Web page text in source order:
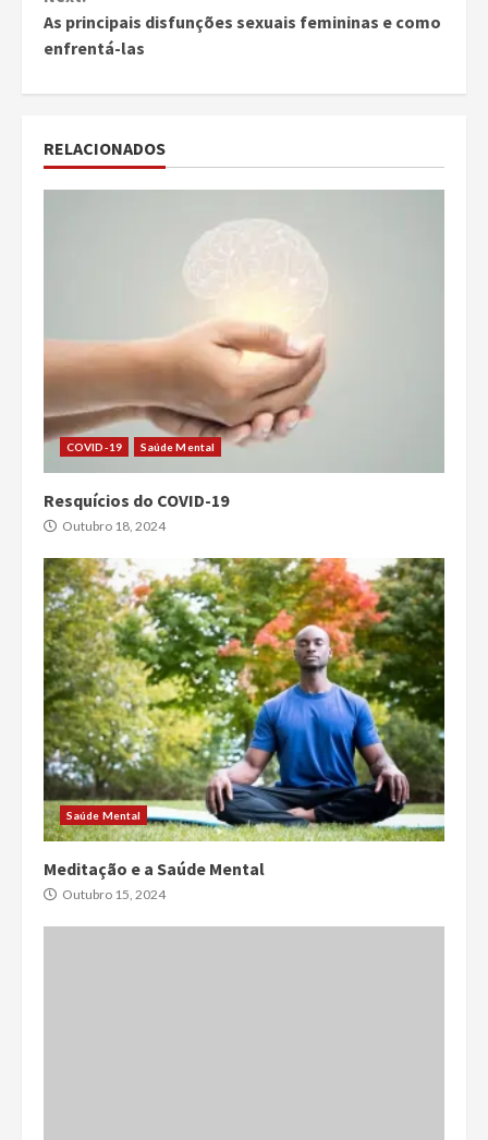
As principais disfunções sexuais femininas e como
enfrentá-las
RELACIONADOS
COVID-19 Saúde Mental
Resquícios do COVID-19
Outubro 18, 2024
Saúde Mental
Meditação e a Saúde Mental
Outubro 15, 2024